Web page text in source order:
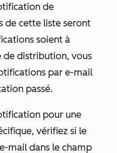
de
de cette liste seront
soient à
de distribution, vous
par e-mail
passé.
pour une
vérifiez si le
mail dans le champ